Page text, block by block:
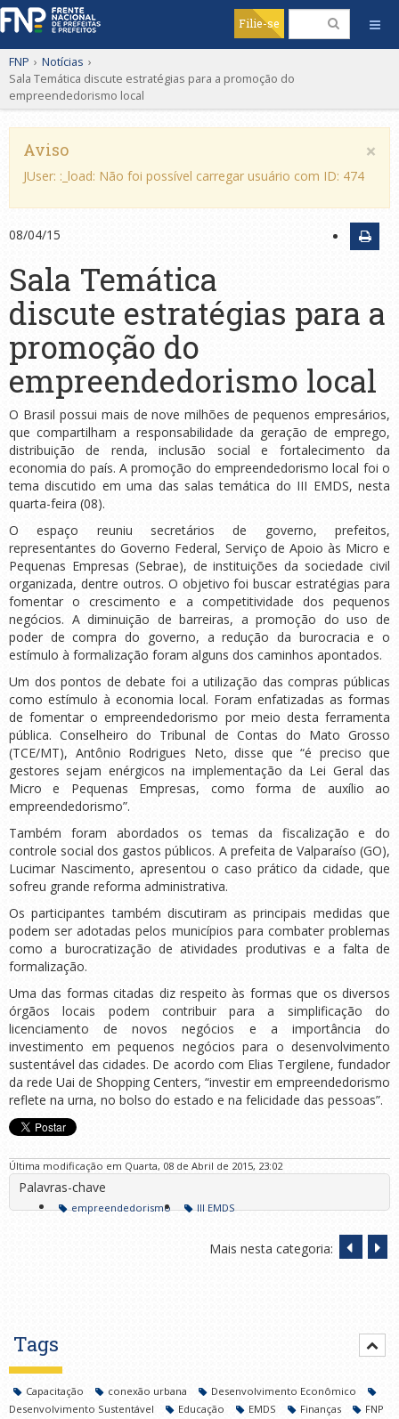
Filie-se
FNP › Notícias ›
Sala Temática discute estratégias para a promoção do
empreendedorismo local
×
Aviso
JUser: :_load: Não foi possível carregar usuário com ID: 474
08/04/15
Sala Temática
discute estratégias para a
promoção do
empreendedorismo local
O Brasil possui mais de nove milhões de pequenos empresários,
que compartilham a responsabilidade da geração de emprego,
distribuição de renda, inclusão social e fortalecimento da
economia do país. A promoção do empreendedorismo local foi o
tema discutido em uma das salas temática do III EMDS, nesta
quarta-feira (08).
O espaço reuniu secretários de governo, prefeitos,
representantes do Governo Federal, Serviço de Apoio às Micro e
Pequenas Empresas (Sebrae), de instituições da sociedade civil
organizada, dentre outros. O objetivo foi buscar estratégias para
fomentar o crescimento e a competitividade dos pequenos
negócios. A diminuição de barreiras, a promoção do uso de
poder de compra do governo, a redução da burocracia e o
estímulo à formalização foram alguns dos caminhos apontados.
Um dos pontos de debate foi a utilização das compras públicas
como estímulo à economia local. Foram enfatizadas as formas
de fomentar o empreendedorismo por meio desta ferramenta
pública. Conselheiro do Tribunal de Contas do Mato Grosso
(TCE/MT), Antônio Rodrigues Neto, disse que “é preciso que
gestores sejam enérgicos na implementação da Lei Geral das
Micro e Pequenas Empresas, como forma de auxílio ao
empreendedorismo”.
Também foram abordados os temas da fiscalização e do
controle social dos gastos públicos. A prefeita de Valparaíso (GO),
Lucimar Nascimento, apresentou o caso prático da cidade, que
sofreu grande reforma administrativa.
Os participantes também discutiram as principais medidas que
podem ser adotadas pelos municípios para combater problemas
como a burocratização de atividades produtivas e a falta de
formalização.
Uma das formas citadas diz respeito às formas que os diversos
órgãos locais podem contribuir para a simplificação do
licenciamento de novos negócios e a importância do
investimento em pequenos negócios para o desenvolvimento
sustentável das cidades. De acordo com Elias Tergilene, fundador
da rede Uai de Shopping Centers, “investir em empreendedorismo
reflete na urna, no bolso do estado e na felicidade das pessoas”.
Última modificação em Quarta, 08 de Abril de 2015, 23:02
Palavras-chave
empreendedorismo III EMDS
Mais nesta categoria:
Tags
Capacitação conexão urbana
Desenvolvimento Econômico
Desenvolvimento Sustentável
Educação EMDS Finanças
FNP